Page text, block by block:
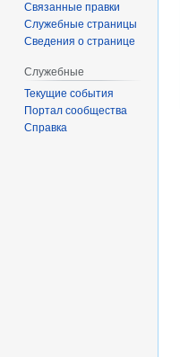
Связанные правки
Служебные страницы
Сведения о странице
Служебные
Текущие события
Портал сообщества
Справка